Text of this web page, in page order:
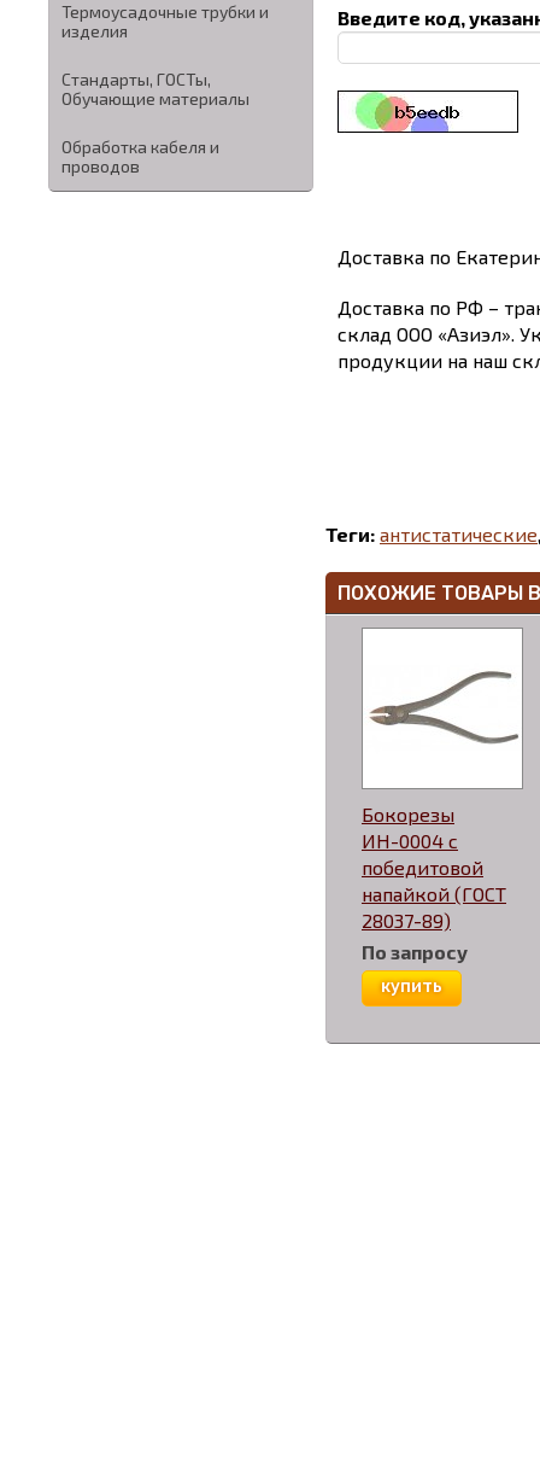
Термоусадочные трубки и
изделия
Стандарты, ГОСТы,
Обучающие материалы
Обработка кабеля и
проводов
Введите код,
Доставка по
Доставка по РФ –
склад ООО «Азиэл».
продукции на наш
Теги: антистатические
ПОХОЖИЕ ТОВАРЫ
Бокорезы
ИН-0004 с
победитовой
напайкой (ГОСТ
28037-89)
По запросу
купить